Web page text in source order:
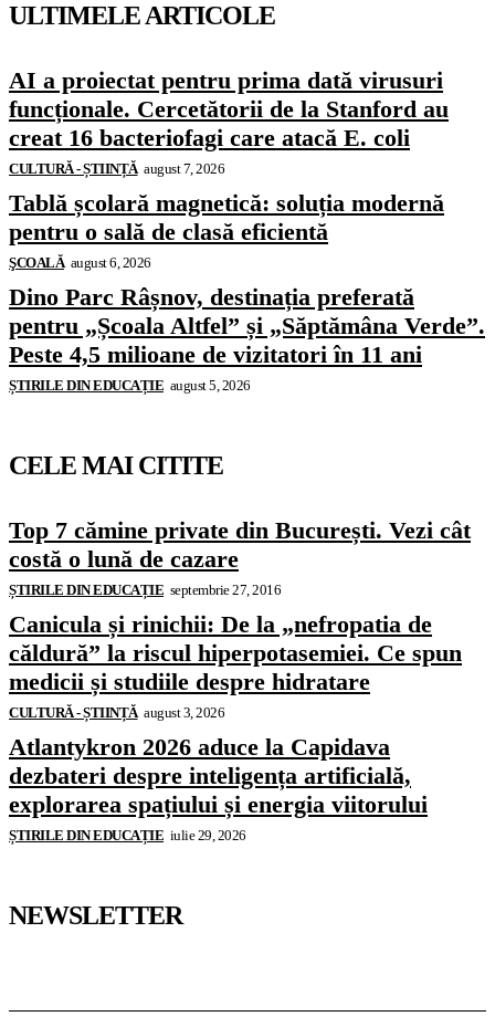
ULTIMELE ARTICOLE
AI a proiectat pentru prima dată virusuri
funcționale. Cercetătorii de la Stanford au
creat 16 bacteriofagi care atacă E. coli
CULTURĂ - ȘTIINȚĂ august 7, 2026
Tablă școlară magnetică: soluția modernă
pentru o sală de clasă eficientă
ŞCOALĂ august 6, 2026
Dino Parc Râșnov, destinația preferată
pentru „Școala Altfel” și „Săptămâna Verde”.
Peste 4,5 milioane de vizitatori în 11 ani
ȘTIRILE DIN EDUCAȚIE august 5, 2026
CELE MAI CITITE
Top 7 cămine private din București. Vezi cât
costă o lună de cazare
ȘTIRILE DIN EDUCAȚIE septembrie 27, 2016
Canicula și rinichii: De la „nefropatia de
căldură” la riscul hiperpotasemiei. Ce spun
medicii și studiile despre hidratare
CULTURĂ - ȘTIINȚĂ august 3, 2026
Atlantykron 2026 aduce la Capidava
dezbateri despre inteligența artificială,
explorarea spațiului și energia viitorului
ȘTIRILE DIN EDUCAȚIE iulie 29, 2026
NEWSLETTER